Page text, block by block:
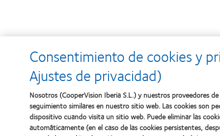
Consentimiento de cookies y
Ajustes de privacidad)
Nosotros (CooperVision Iberia S.L.) y nuestros proveedores
seguimiento similares en nuestro sitio web. Las cookies son
dispositivo cuando visita un sitio web. Puede eliminar las
automáticamente (en el caso de las cookies persistentes,